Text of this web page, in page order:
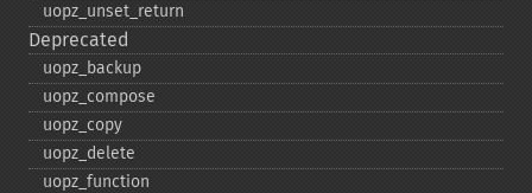
uopz_​unset_​return
Deprecated
uopz_​backup
uopz_​compose
uopz_​copy
uopz_​delete
uopz_​function